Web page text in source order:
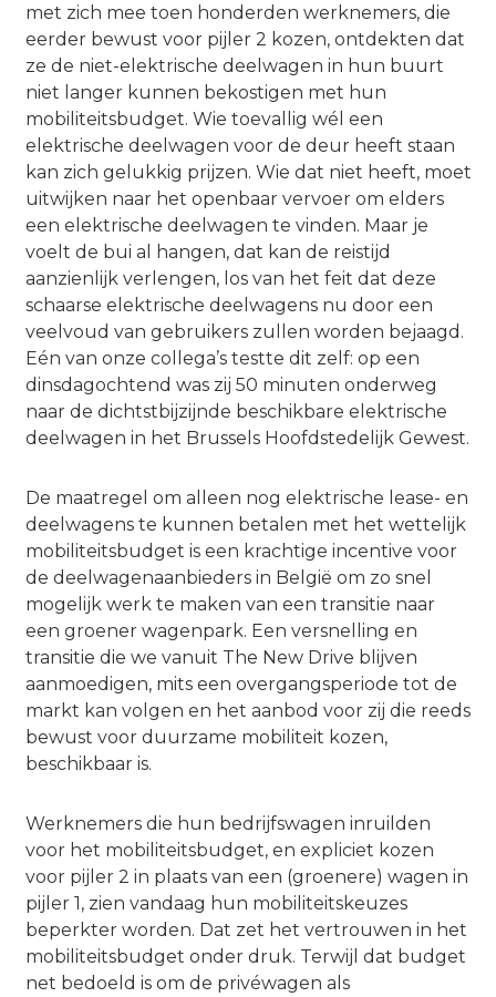
met zich mee toen honderden werknemers, die
eerder bewust voor pijler 2 kozen, ontdekten dat
ze de niet-elektrische deelwagen in hun buurt
niet langer kunnen bekostigen met hun
mobiliteitsbudget. Wie toevallig wél een
elektrische deelwagen voor de deur heeft staan
kan zich gelukkig prijzen. Wie dat niet heeft, moet
uitwijken naar het openbaar vervoer om elders
een elektrische deelwagen te vinden. Maar je
voelt de bui al hangen, dat kan de reistijd
aanzienlijk verlengen, los van het feit dat deze
schaarse elektrische deelwagens nu door een
veelvoud van gebruikers zullen worden bejaagd.
Eén van onze collega’s testte dit zelf: op een
dinsdagochtend was zij 50 minuten onderweg
naar de dichtstbijzijnde beschikbare elektrische
deelwagen in het Brussels Hoofdstedelijk Gewest.
De maatregel om alleen nog elektrische lease- en
deelwagens te kunnen betalen met het wettelijk
mobiliteitsbudget is een krachtige incentive voor
de deelwagenaanbieders in België om zo snel
mogelijk werk te maken van een transitie naar
een groener wagenpark. Een versnelling en
transitie die we vanuit The New Drive blijven
aanmoedigen, mits een overgangsperiode tot de
markt kan volgen en het aanbod voor zij die reeds
bewust voor duurzame mobiliteit kozen,
beschikbaar is.
Werknemers die hun bedrijfswagen inruilden
voor het mobiliteitsbudget, en expliciet kozen
voor pijler 2 in plaats van een (groenere) wagen in
pijler 1, zien vandaag hun mobiliteitskeuzes
beperkter worden. Dat zet het vertrouwen in het
mobiliteitsbudget onder druk. Terwijl dat budget
net bedoeld is om de privéwagen als